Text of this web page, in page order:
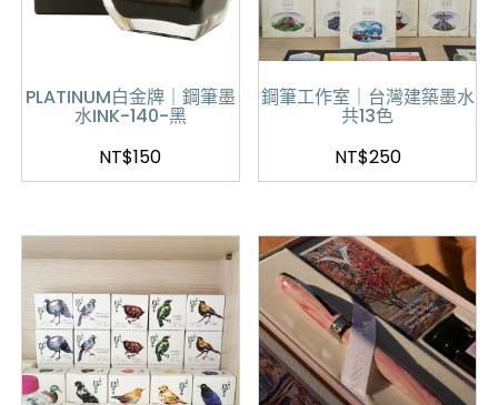
PLATINUM白金牌｜鋼筆墨
水INK-140-黑
NT$150
鋼筆工作室｜台灣建築墨水
共13色
NT$250